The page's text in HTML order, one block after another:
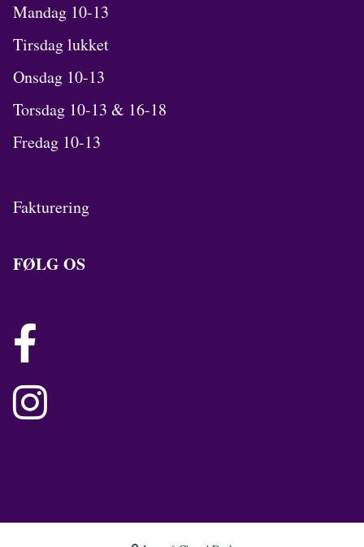
Mandag 10-13
Tirsdag lukket
Onsdag 10-13
Torsdag 10-13 & 16-18
Fredag 10-13
Fakturering
FØLG OS

